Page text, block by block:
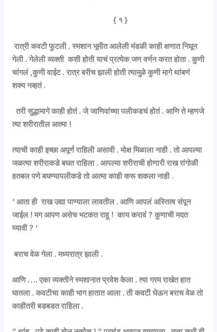
{ १ }
रात्री कवटी फुटली . स्मशान भूमीत आलेली मंडळी काही क्षणात निघून
गेली . गेलेली व्यक्ती कशी होती याचं प्रत्येक जण वर्णन करत होता . कुणी
चांगलं ,कुणी वाईट . रात्र बरीच झाली होती त्यामुळे कुणी मागे थांबणं
शक्य नव्हतं .
तरी सुद्धामागे काही होतं . जे जाणिवांच्या पलीकडचं होतं . आणि ते म्हणजे
त्या शरीरातील आत्मा !
त्याची काही इच्छा अपूर्ण राहिली असावी . मोक्ष मिळाला नाही . तो आपल्या
जळत्या शरीराकडे बघत राहिला . आपल्या शरीराची होणारी राख रांगोळी
हतबल पणे बघण्यापलीकडे तो आत्मा काही करू शकला नाही .
‘ आता ही राख उद्या पाण्याला लावतील . आणि आपलं अस्तित्व संपून
जाईल ! मग आपण असेच भटकत राहू ! काय करावं ? कुणाची मदत
घ्यावी ? ‘
बराच वेळ गेला . मध्यरात्र झाली .
आणि …. एका व्यक्तीने स्मशानात प्रवेश केला . त्या गरम राखेत हात
घातला . कवटीचा काही भाग हातात आला . ती कवटी घेऊन बराच वेळ तो
काहीतरी बडबडत राहिला .